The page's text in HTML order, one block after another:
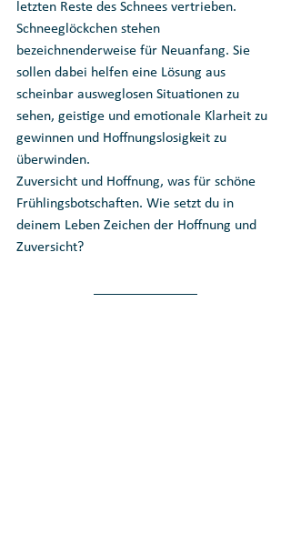
letzten Reste des Schnees vertrieben.
Schneeglöckchen stehen
bezeichnenderweise für Neuanfang. Sie
sollen dabei helfen eine Lösung aus
scheinbar ausweglosen Situationen zu
sehen, geistige und emotionale Klarheit zu
gewinnen und Hoffnungslosigkeit zu
überwinden.
Zuversicht und Hoffnung, was für schöne
Frühlingsbotschaften. Wie setzt du in
deinem Leben Zeichen der Hoffnung und
Zuversicht?